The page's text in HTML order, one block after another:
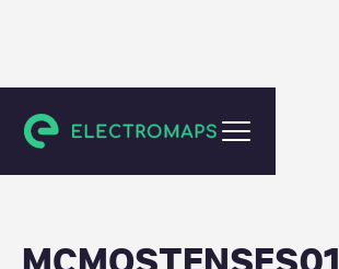
Madrid
MCMOSTENSES01